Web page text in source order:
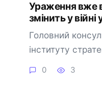
Ураження вже
змінить у війні
Головний
інституту
0 3